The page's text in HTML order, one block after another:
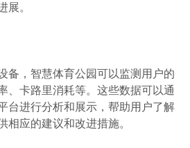
展。
，智慧体育公园可以监测用户的
、卡路里消耗等。这些数据可以通
台进行分析和展示，帮助用户了解
相应的建议和改进措施。